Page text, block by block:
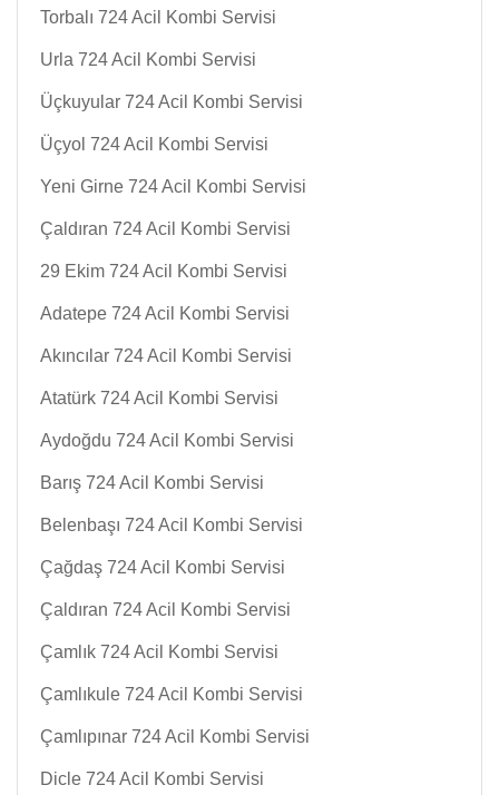
Torbalı 724 Acil Kombi Servisi
Urla 724 Acil Kombi Servisi
Üçkuyular 724 Acil Kombi Servisi
Üçyol 724 Acil Kombi Servisi
Yeni Girne 724 Acil Kombi Servisi
Çaldıran 724 Acil Kombi Servisi
29 Ekim 724 Acil Kombi Servisi
Adatepe 724 Acil Kombi Servisi
Akıncılar 724 Acil Kombi Servisi
Atatürk 724 Acil Kombi Servisi
Aydoğdu 724 Acil Kombi Servisi
Barış 724 Acil Kombi Servisi
Belenbaşı 724 Acil Kombi Servisi
Çağdaş 724 Acil Kombi Servisi
Çaldıran 724 Acil Kombi Servisi
Çamlık 724 Acil Kombi Servisi
Çamlıkule 724 Acil Kombi Servisi
Çamlıpınar 724 Acil Kombi Servisi
Dicle 724 Acil Kombi Servisi